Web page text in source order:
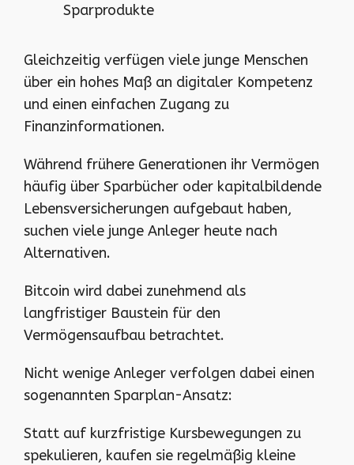
Sparprodukte
Gleichzeitig verfügen viele junge Menschen
über ein hohes Maß an digitaler Kompetenz
und einen einfachen Zugang zu
Finanzinformationen.
Während frühere Generationen ihr Vermögen
häufig über Sparbücher oder kapitalbildende
Lebensversicherungen aufgebaut haben,
suchen viele junge Anleger heute nach
Alternativen.
Bitcoin wird dabei zunehmend als
langfristiger Baustein für den
Vermögensaufbau betrachtet.
Nicht wenige Anleger verfolgen dabei einen
sogenannten Sparplan-Ansatz:
Statt auf kurzfristige Kursbewegungen zu
spekulieren, kaufen sie regelmäßig kleine